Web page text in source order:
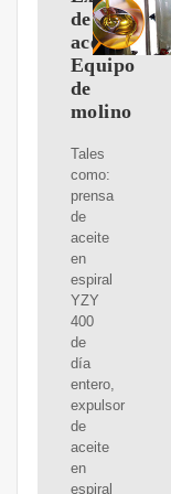
de
aceite,
Equipo
de
molino
Tales
como:
prensa
de
aceite
en
espiral
YZY
400
de
día
entero,
expulsor
de
aceite
en
espiral